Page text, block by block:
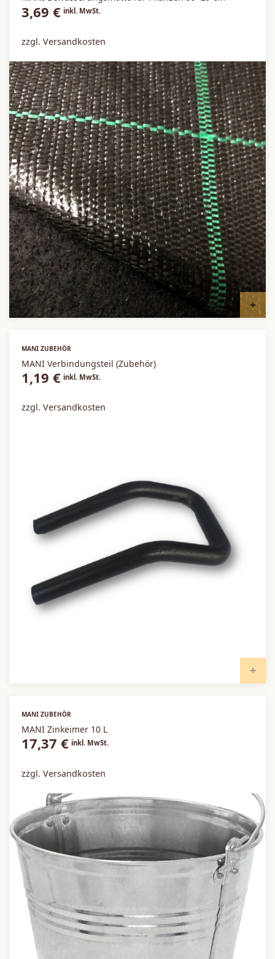
3,69 € inkl. MwSt.
zzgl. Versandkosten
MANI ZUBEHÖR
MANI Verbindungsteil (Zubehör)
1,19 € inkl. MwSt.
zzgl. Versandkosten
MANI ZUBEHÖR
MANI Zinkeimer 10 L
17,37 € inkl. MwSt.
zzgl. Versandkosten